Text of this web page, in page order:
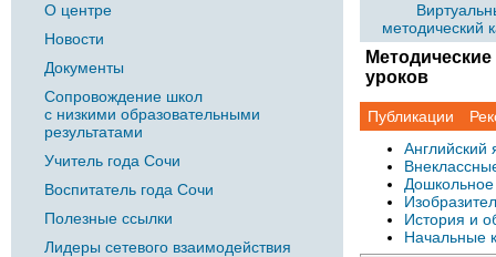
О центре
Новости
Документы
Сопровождение школ
с низкими образовательными
результатами
Учитель года Сочи
Воспитатель года Сочи
Полезные ссылки
Лидеры сетевого взаимодействия
методический
уроков
Публикации
Английский
История и
Начальные